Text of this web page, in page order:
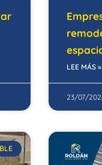
LEE MÁS »
23/07/